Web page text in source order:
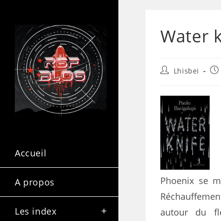
Accueil
A propos
Les index
Water
Lhisbei
Phoenix se
autour du